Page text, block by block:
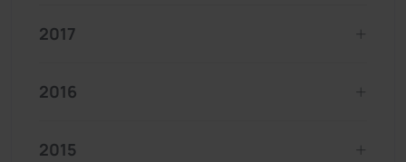
2017
2016
2015